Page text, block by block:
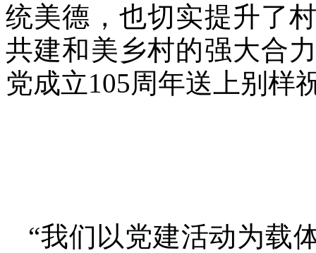
统美德，也切实提升了
共建和美乡村的强大合
党成立105周年送上别样
“我们以党建活动为载